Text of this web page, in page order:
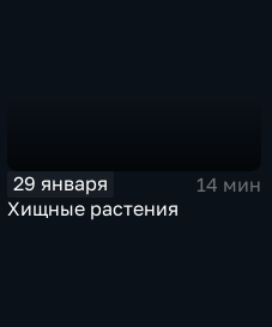
29 января
14 мин
Хищные растения